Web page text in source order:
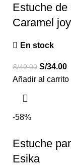
Estuche de
Caramel
En stock
S/40.00 S/34.00
Añadir al carrito
-58%
Estuche
Esika